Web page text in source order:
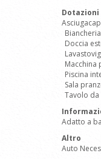
Dotazioni
Doccia
Macchina
Piscina
Sala
Tavolo
Adatto a
Altro
Auto